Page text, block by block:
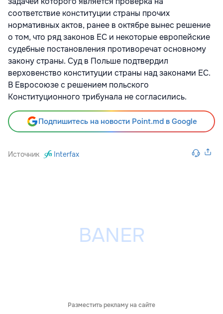
соответствие конституции страны прочих
нормативных актов, ранее в октябре вынес решение
о том, что ряд законов ЕС и некоторые европейские
судебные постановления противоречат основному
закону страны. Суд в Польше подтвердил
верховенство конституции страны над законами ЕС.
В Евросоюзе с решением польского
Конституционного трибунала не согласились.
Подпишитесь на новости Point.md в Google
Источник Interfax
Разместить рекламу на сайте